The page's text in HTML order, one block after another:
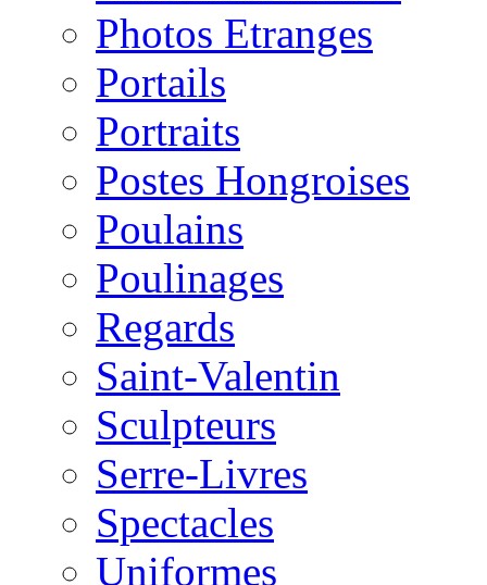
Photos Etranges
Portails
Portraits
Postes Hongroises
Poulains
Poulinages
Regards
Saint-Valentin
Sculpteurs
Serre-Livres
Spectacles
Uniformes